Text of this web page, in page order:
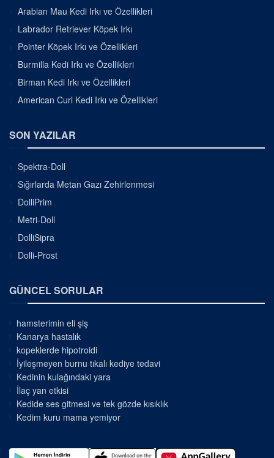
Arabian Mau Kedi Irkı ve Özellikleri
Labrador Retriever Köpek Irkı
Pointer Köpek Irkı ve Özellikleri
Burmilla Kedi Irkı ve Özellikleri
Birman Kedi Irkı ve Özellikleri
American Curl Kedi Irkı ve Özellikleri
SON YAZILAR
Spektra-Doll
Sığırlarda Metan Gazı Zehirlenmesi
DolliPrim
Metri-Doll
DolliSipra
Dolli-Prost
GÜNCEL SORULAR
hamsterimin eli şiş
Kanarya hastalık
kopeklerde hipotroidi
İyileşmeyen burnu tıkalı kediye tedavi
Kedinin kulağındaki yara
İlaç yan etkisi
Kedide ses gitmesi ve tek gözde kısıklık
Kedim kuru mama yemiyor